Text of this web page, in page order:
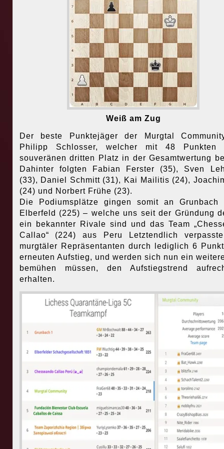
Weiß am Zug
Der beste Punktejäger der Murgtal
Philipp Schlosser, welcher mit 48 Punkten
souveränen dritten Platz in der Gesamtwertung
Dahinter folgten Fabian Ferster (35), Sven
(33), Daniel Schmitt (31), Kai Mailitis (24),
(24) und Norbert Frühe (23).
Die Podiumsplätze gingen somit an Grunbach
Elberfeld (225) – welche uns seit der Gründung
ein bekannter Rivale sind und das Team
Callao“ (224) aus Peru Letztendlich
murgtäler Repräsentanten durch lediglich 6
erneuten Aufstieg, und werden sich nun ein
bemühen müssen, den Aufstiegstrend
erhalten.